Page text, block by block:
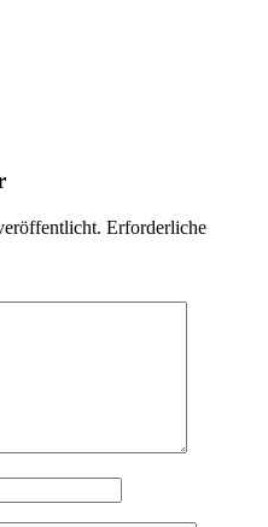
Erforderliche